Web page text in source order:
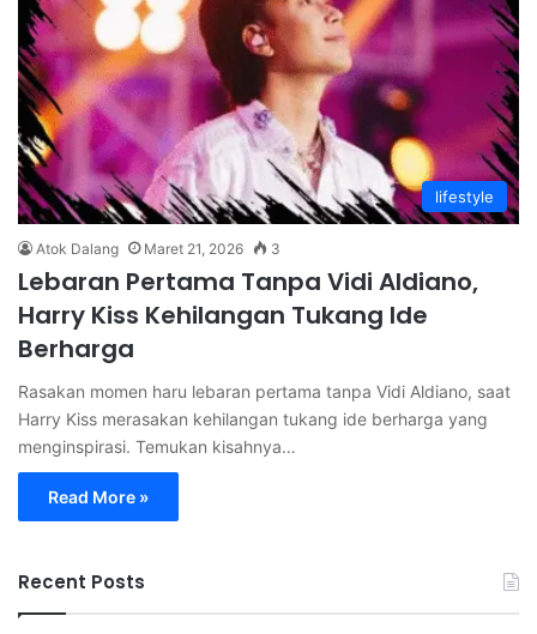
lifestyle
Atok Dalang Maret 21, 2026 3
Lebaran Pertama Tanpa Vidi Aldiano,
Harry Kiss Kehilangan Tukang Ide
Berharga
Rasakan momen haru lebaran pertama tanpa Vidi Aldiano, saat
Harry Kiss merasakan kehilangan tukang ide berharga yang
menginspirasi. Temukan kisahnya…
Read More »
Recent Posts